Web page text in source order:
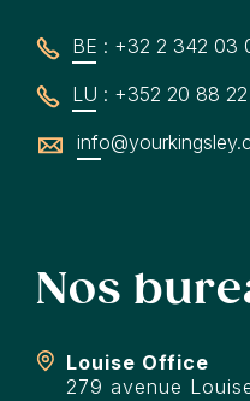
BE : +32 2 342 03
LU : +352 20 88
Nos
Louise Office
279 avenue